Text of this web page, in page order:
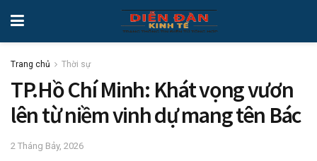
Trang chủ Thời sự
TP.Hồ Chí Minh: Khát vọng vươn
lên từ niềm vinh dự mang tên Bác
2 Tháng Bảy, 2026